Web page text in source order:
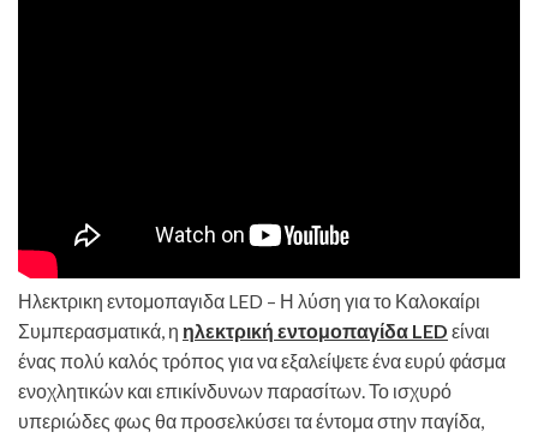
Ηλεκτρικη εντομοπαγιδα LED – Η λύση για το Καλοκαίρι
Συμπερασματικά, η ηλεκτρική εντομοπαγίδα LED είναι
ένας πολύ καλός τρόπος για να εξαλείψετε ένα ευρύ φάσμα
ενοχλητικών και επικίνδυνων παρασίτων. Το ισχυρό
υπεριώδες φως θα προσελκύσει τα έντομα στην παγίδα,